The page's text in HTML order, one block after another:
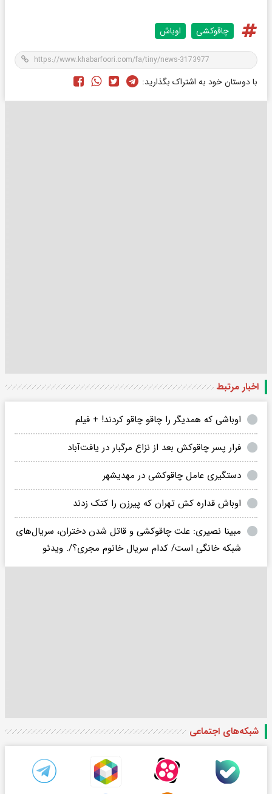
چاقوکشی اوباش
با دوستان خود به اشتراک بگذارید:
اخبار مرتبط
اوباشی که همدیگر را چاقو چاقو کردند! + فیلم
فرار پسر چاقوکش بعد از نزاع مرگبار در یافت‌آباد
دستگیری عامل چاقوکشی در مهدیشهر
اوباش قداره کش تهران که پیرزن را کتک زدند
مبینا نصیری: علت چاقوکشی و قاتل شدن دختران، سریال‌های
شبکه خانگی است/ کدام سریال خانوم مجری؟/. ویدئو
شبکه‌های اجتماعی